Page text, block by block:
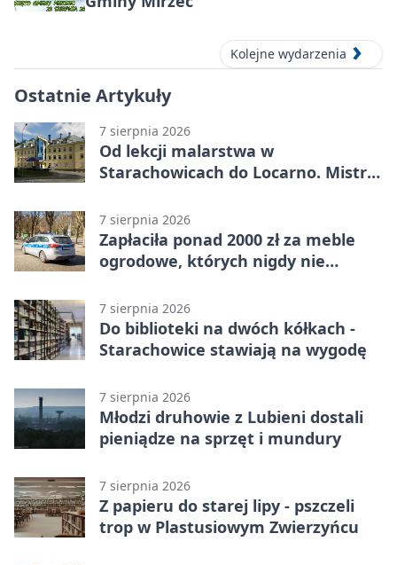
Kolejne wydarzenia
Ostatnie Artykuły
7 sierpnia 2026
Od lekcji malarstwa w
Starachowicach do Locarno. Mistrz
7 sierpnia 2026
Zapłaciła ponad 2000 zł za meble
ogrodowe, których nigdy nie
7 sierpnia 2026
Do biblioteki na dwóch kółkach -
Starachowice stawiają na wygodę
7 sierpnia 2026
Młodzi druhowie z Lubieni dostali
pieniądze na sprzęt i mundury
7 sierpnia 2026
Z papieru do starej lipy - pszczeli
trop w Plastusiowym Zwierzyńcu